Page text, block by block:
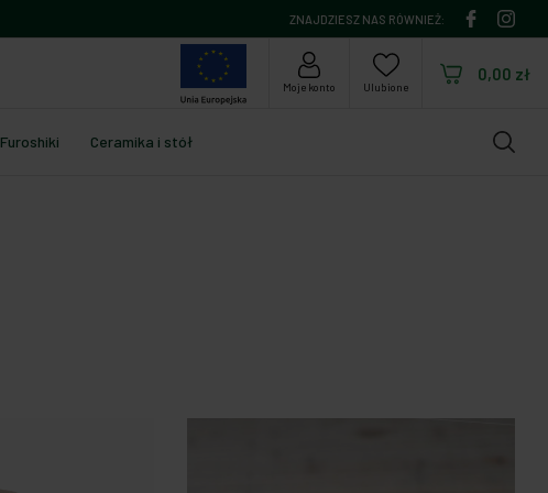
ZNAJDZIESZ NAS RÓWNIEŻ:
Moje konto Ulubione
0,00 zł
Furoshiki Ceramika i stół